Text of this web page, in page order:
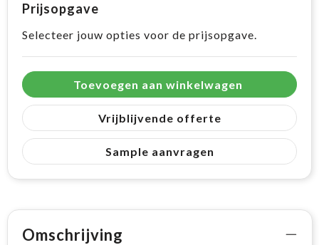
Prijsopgave
Selecteer jouw opties voor de prijsopgave.
Toevoegen aan winkelwagen
Vrijblijvende offerte
Sample aanvragen
Omschrijving